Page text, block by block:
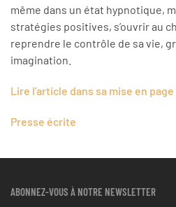
même dans un état hypnotique,
stratégies positives, s’ouvrir au
reprendre le contrôle de sa vie,
imagination.
Lire l'article dans sa mise en
Presse écrite
ABONNEZ-VOUS À NOTRE NEWSLETTER